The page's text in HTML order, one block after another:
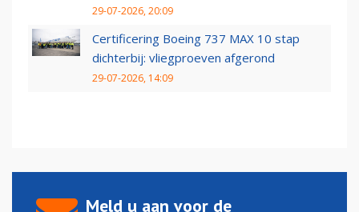
29-07-2026, 20:09
Certificering Boeing 737 MAX 10 stap
dichterbij: vliegproeven afgerond
29-07-2026, 14:09
Meld u aan voor de